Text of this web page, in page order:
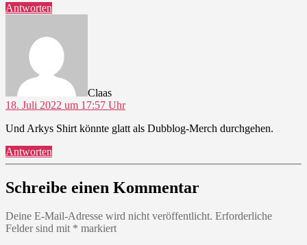
Antworten
Claas
18. Juli 2022 um 17:57 Uhr
Und Arkys Shirt könnte glatt als Dubblog-Merch durchgehen.
Antworten
Schreibe einen Kommentar
Deine E-Mail-Adresse wird nicht veröffentlicht. Erforderliche
Felder sind mit * markiert